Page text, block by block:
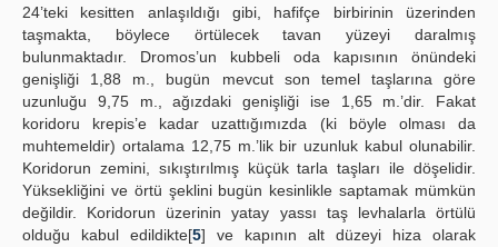
24’teki kesitten anlaşıldığı gibi, hafifçe birbirinin üzerinden
taşmakta, böylece örtülecek tavan yüzeyi daralmış
bulunmaktadır. Dromos’un kubbeli oda kapısının önündeki
genişliği 1,88 m., bugün mevcut son temel taşlarına göre
uzunluğu 9,75 m., ağızdaki genişliği ise 1,65 m.’dir. Fakat
koridoru krepis’e kadar uzattığımızda (ki böyle olması da
muhtemeldir) ortalama 12,75 m.’lik bir uzunluk kabul olunabilir.
Koridorun zemini, sıkıştırılmış küçük tarla taşları ile döşelidir.
Yüksekliğini ve örtü şeklini bugün kesinlikle saptamak mümkün
değildir. Koridorun üzerinin yatay yassı taş levhalarla örtülü
olduğu kabul edildikte[5] ve kapının alt düzeyi hiza olarak